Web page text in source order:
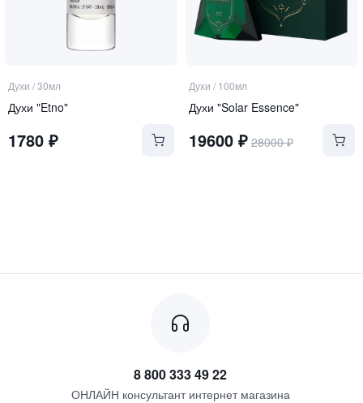
Духи /30мл
Духи "Etno"
1780 ₽
Духи / 100мл
Духи "Solar Essence"
19600₽ 28000₽
8 800 333 49 22
ОНЛАЙН консультант интернет магазина